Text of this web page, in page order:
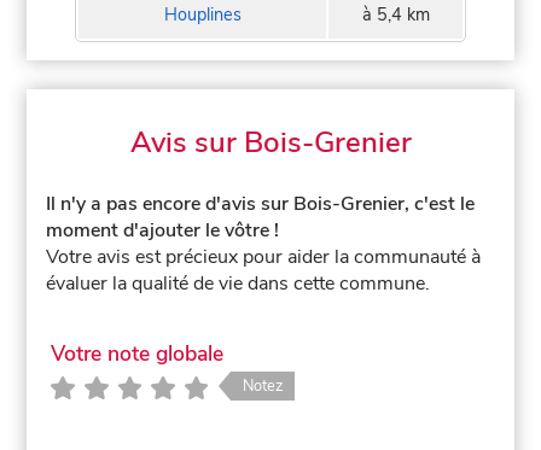
Houplines à 5,4 km
Avis sur Bois-Grenier
Il n'y a pas encore d'avis sur Bois-Grenier, c'est le
moment d'ajouter le vôtre !
Votre avis est précieux pour aider la communauté à
évaluer la qualité de vie dans cette commune.
Votre note globale
Notez